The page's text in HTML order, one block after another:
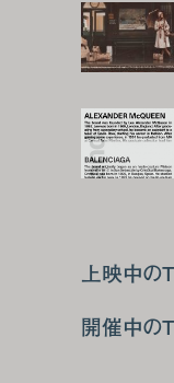
上映中の
開催中の